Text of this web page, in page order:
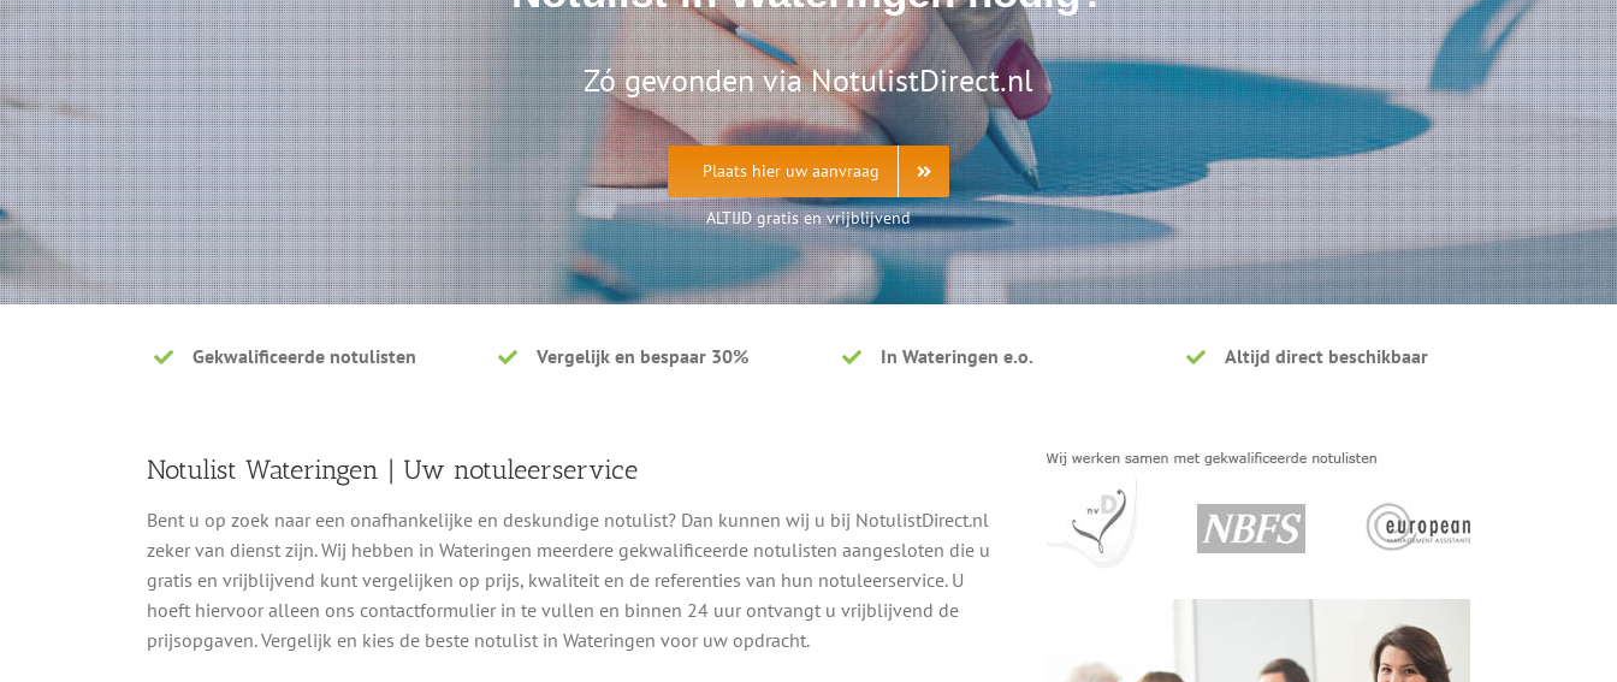
Zó gevonden via NotulistDirect.nl
Plaats hier uw aanvraag
ALTIJD gratis en vrijblijvend
Gekwalificeerde notulisten Vergelijk en bespaar 30% In Wateringen e.o. Altijd direct beschikbaar
Notulist Wateringen | Uw notuleerservice
Bent u op zoek naar een onafhankelijke en deskundige notulist? Dan kunnen wij u bij NotulistDirect.nl
zeker van dienst zijn. Wij hebben in Wateringen meerdere gekwalificeerde notulisten aangesloten die u
gratis en vrijblijvend kunt vergelijken op prijs, kwaliteit en de referenties van hun notuleerservice. U
hoeft hiervoor alleen ons contactformulier in te vullen en binnen 24 uur ontvangt u vrijblijvend de
prijsopgaven. Vergelijk en kies de beste notulist in Wateringen voor uw opdracht.